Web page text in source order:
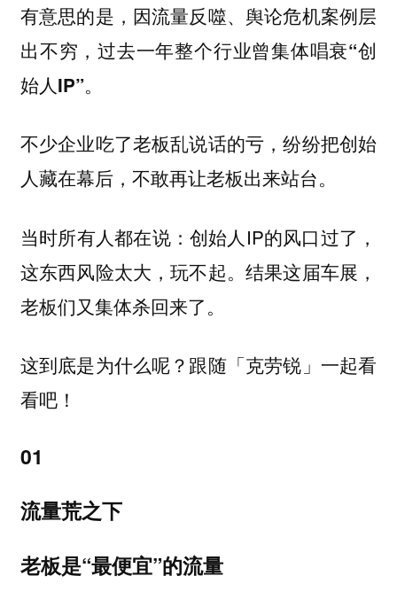
有意思的是，因流量反噬、舆论危机案例层
出不穷，过去一年整个行业曾集体唱衰“创
始人IP”。
不少企业吃了老板乱说话的亏，纷纷把创始
人藏在幕后，不敢再让老板出来站台。
当时所有人都在说：创始人IP的风口过了，
这东西风险太大，玩不起。结果这届车展，
老板们又集体杀回来了。
这到底是为什么呢？跟随「克劳锐」一起看
看吧！
01
流量荒之下
老板是“最便宜”的流量